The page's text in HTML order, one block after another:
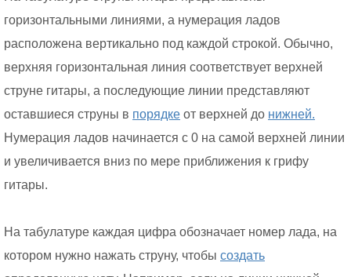
горизонтальными линиями, а нумерация ладов
расположена вертикально под каждой строкой. Обычно,
верхняя горизонтальная линия соответствует верхней
струне гитары, а последующие линии представляют
оставшиеся струны в порядке от верхней до нижней.
Нумерация ладов начинается с 0 на самой верхней линии
и увеличивается вниз по мере приближения к грифу
гитары.
На табулатуре каждая цифра обозначает номер лада, на
котором нужно нажать струну, чтобы создать